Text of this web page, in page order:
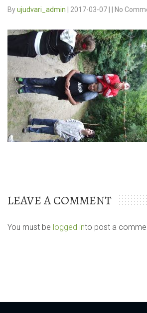
Byujudvari_admin 2017-03-07 No
LEAVE A COMMENT
You must be logged into post a